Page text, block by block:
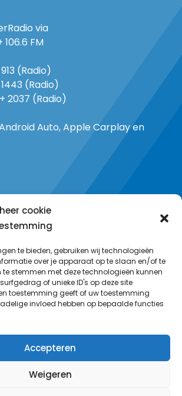
cookie
te bieden, gebruiken wij technologieën
over je apparaat op te slaan en/of te
stemmen met deze technologieën kunnen
of unieke ID's op deze site
toestemming geeft of uw toestemming
invloed hebben op bepaalde functies
Accepteren
Weigeren
via
106.6 FM
(Radio)
1443 (Radio)
2037 (Radio)
Auto, Apple Carplay en